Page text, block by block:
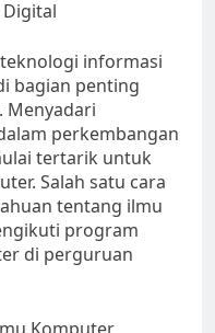
informasi
bagian penting
Menyadari
perkembangan
tertarik untuk
Salah satu cara
tentang ilmu
program
di perguruan